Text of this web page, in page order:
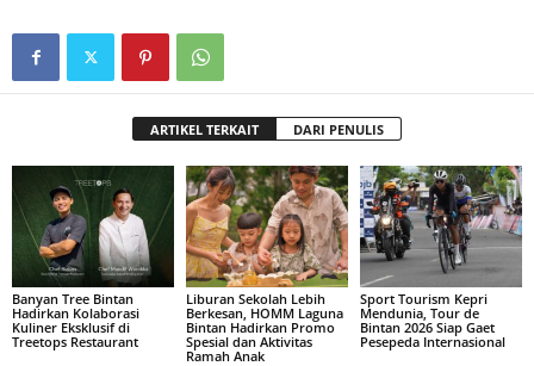
ARTIKEL TERKAIT DARI PENULIS
Banyan Tree Bintan
Hadirkan Kolaborasi
Kuliner Eksklusif di
Treetops Restaurant
Liburan Sekolah Lebih
Berkesan, HOMM Laguna
Bintan Hadirkan Promo
Spesial dan Aktivitas
Ramah Anak
Sport Tourism Kepri
Mendunia, Tour de
Bintan 2026 Siap Gaet
Pesepeda Internasional